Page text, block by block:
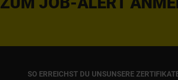
SO ERREICHST DU UNSUNSERE